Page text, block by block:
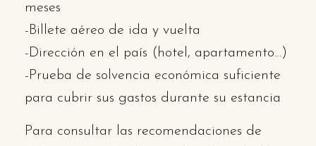
meses
-Billete aéreo de ida y vuelta
-Dirección en el país (hotel, apartamento…)
-Prueba de solvencia económica suficiente
para cubrir sus gastos durante su estancia
Para consultar las recomendaciones de